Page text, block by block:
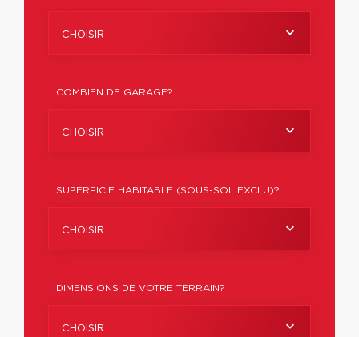
CHOISIR
COMBIEN DE GARAGE?
CHOISIR
SUPERFICIE HABITABLE (SOUS-SOL EXCLU)?
CHOISIR
DIMENSIONS DE VOTRE TERRAIN?
CHOISIR